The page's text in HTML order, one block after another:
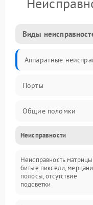
Виды
Аппаратные
Порты
Общие поломки
Устройства
Программные
Электрические и
Неисправности
Неисправность
битые пиксели,
полосы, отсутствие
подсветки